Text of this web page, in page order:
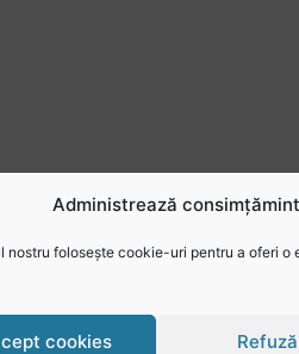
Administrează
nostru folosește cookie-uri pentru a oferi o
cookies Refuză